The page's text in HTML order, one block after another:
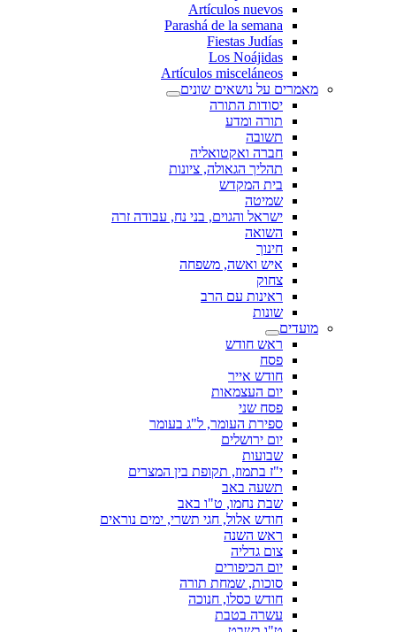
Artículos nuevos
Parashá de la semana
Fiestas Judías
Los Noájidas
Artículos misceláneos
מאמרים על נושאים שונים
יסודות התורה
תורה ומדע
תשובה
חברה ואקטואליה
תהליך הגאולה, ציונות
בית המקדש
שמיטה
ישראל והגוים, בני נח, עבודה זרה
השואה
חינוך
איש ואשה, משפחה
צחוק
ראינות עם הרב
שונות
מועדים
ראש חודש
פסח
חודש אייר
יום העצמאות
פסח שני
ספירת העומר, ל"ג בעומר
יום ירושלים
שבועות
י"ז בתמוז, תקופת בין המצרים
תשעה באב
שבת נחמו, ט"ו באב
חודש אלול, חגי תשרי, ימים נוראים
ראש השנה
צום גדליה
יום הכיפורים
סוכות, שמחת תורה
חודש כסלו, חנוכה
עשרה בטבת